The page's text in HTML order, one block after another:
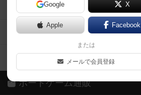
Google X
Apple Facebook
または
メールで会員登録
ボドとも・会員一覧
ボードゲーム業界コラム
ボドゲーマご利用案内
ボードゲーム通販